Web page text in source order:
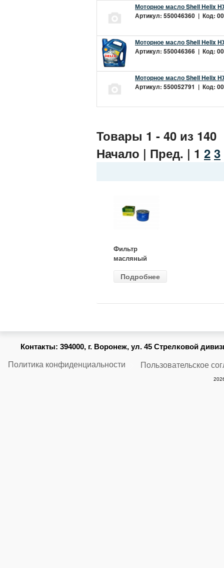
Моторное масло Shell Helix
Артикул: 550046360 | Код:
Моторное масло Shell Helix
Артикул: 550046366 | Код:
Моторное масло Shell Helix
Артикул: 550052791 | Код:
Товары 1 - 40 из 140
Начало | Пред. | 1 2 3
Фильтр
масляный
(MANN) W
Подробнее
Контакты: 394000, г. Воронеж, ул. 45 Стрелковой
Политика конфиденциальности Пользовательское